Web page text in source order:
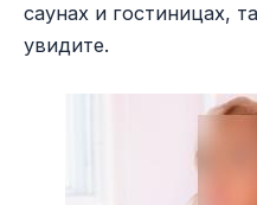
саунах и гостиницах,
увидите.